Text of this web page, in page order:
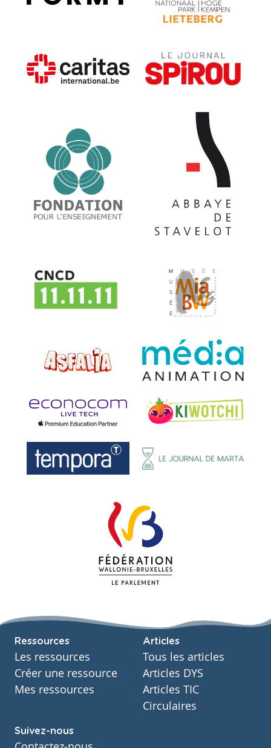
Ressources
Les ressources
Créer une ressource
Mes ressources
Articles
Tous les articles
Articles DYS
Articles TIC
Circulaires
Suivez-nous